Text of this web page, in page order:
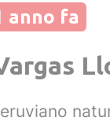
anno fa